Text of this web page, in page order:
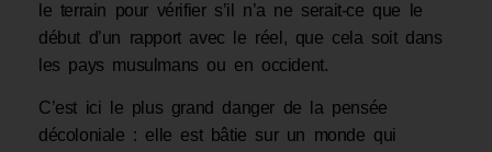
le terrain pour vérifier s’il n’a ne serait-ce que le
début d’un rapport avec le réel, que cela soit dans
les pays musulmans ou en occident.
C’est ici le plus grand danger de la pensée
décoloniale : elle est bâtie sur un monde qui